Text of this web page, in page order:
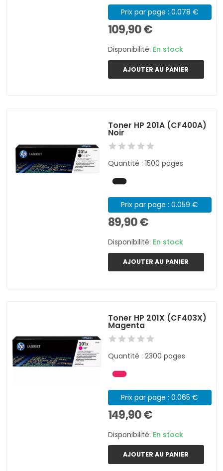
Prix par page : 0.078 €
109,90 €
Disponibilité: En stock
AJOUTER AU PANIER
Toner HP 201A (CF400A)
Noir
Quantité : 1500 pages
Prix par page : 0.059 €
89,90 €
Disponibilité: En stock
AJOUTER AU PANIER
Toner HP 201X (CF403X)
Magenta
Quantité : 2300 pages
Prix par page : 0.065 €
149,90 €
Disponibilité: En stock
AJOUTER AU PANIER